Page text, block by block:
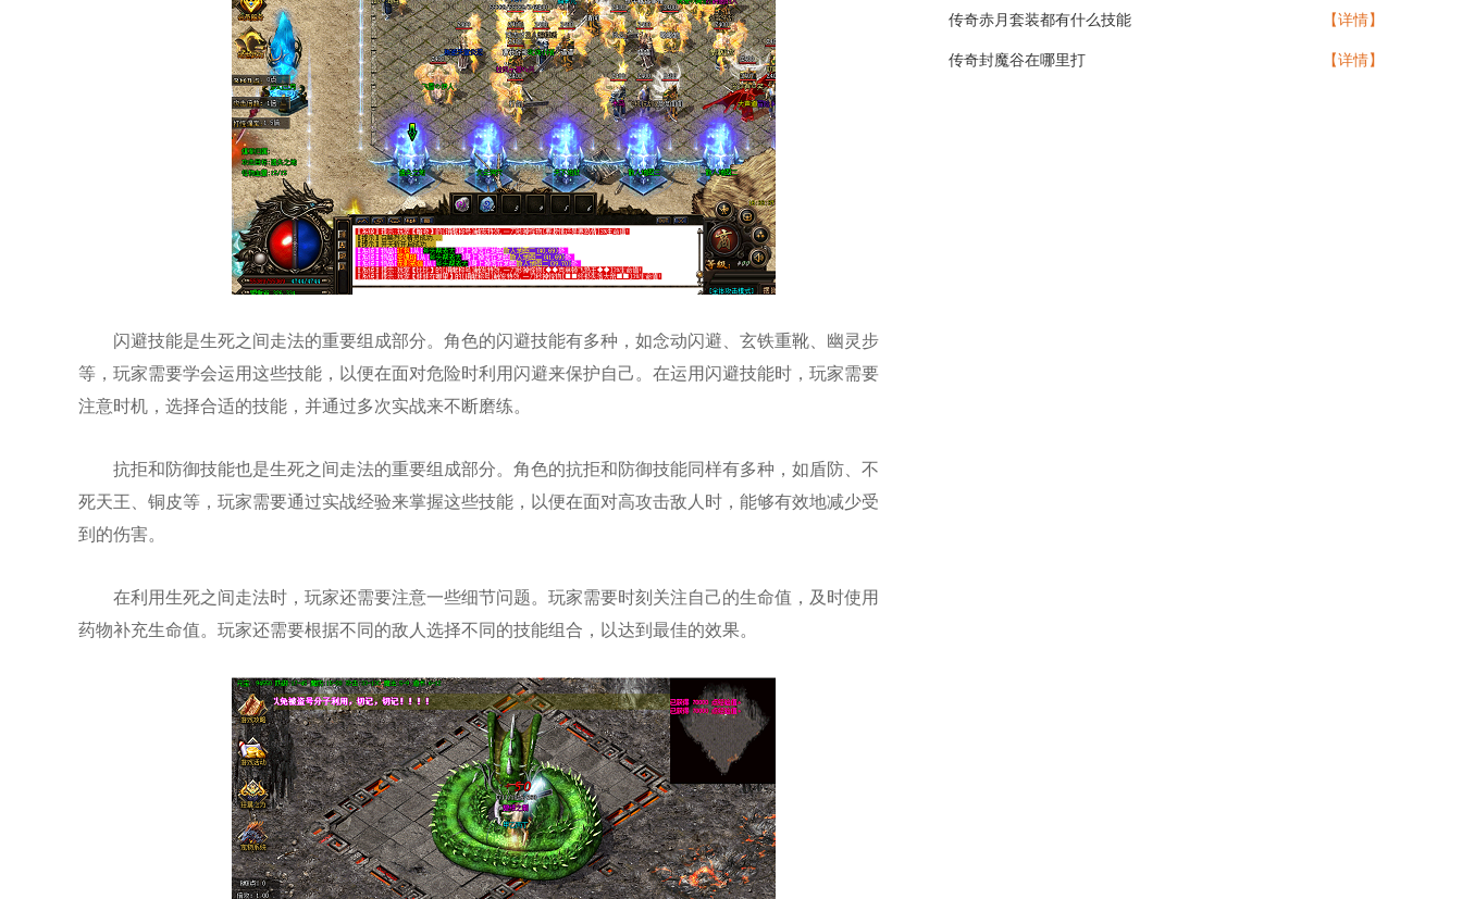
闪避技能是生死之间走法的重要组成部分。角色的闪避技能有多种，如念动闪避、玄铁重靴、幽灵步
等，玩家需要学会运用这些技能，以便在面对危险时利用闪避来保护自己。在运用闪避技能时，玩家需要
注意时机，选择合适的技能，并通过多次实战来不断磨练。
抗拒和防御技能也是生死之间走法的重要组成部分。角色的抗拒和防御技能同样有多种，如盾防、不
死天王、铜皮等，玩家需要通过实战经验来掌握这些技能，以便在面对高攻击敌人时，能够有效地减少受
到的伤害。
在利用生死之间走法时，玩家还需要注意一些细节问题。玩家需要时刻关注自己的生命值，及时使用
药物补充生命值。玩家还需要根据不同的敌人选择不同的技能组合，以达到最佳的效果。
传奇赤月套装都有什么技能 【详情】
传奇封魔谷在哪里打 【详情】